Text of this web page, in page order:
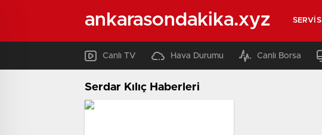
ankarasondakika.xyz SERVIS
Canlı TV Hava Durumu Canlı Borsa
Serdar Kılıç Haberleri